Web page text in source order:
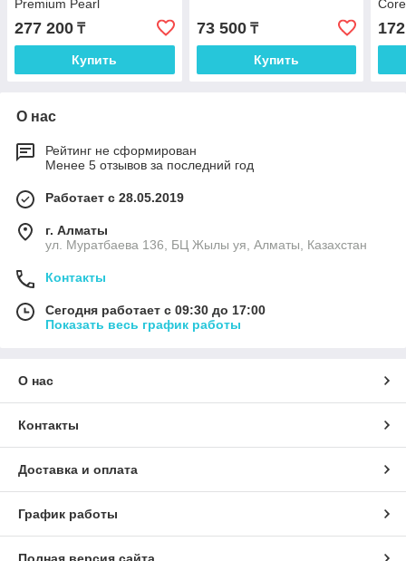
Premium Pearl
277 200 ₸
Купить
73 500₸
Купить
О нас
Рейтинг не сформирован
Менее 5 отзывов за последний год
Работает с 28.05.2019
г. Алматы
ул. Муратбаева 136, БЦ Жылы уя, Алматы, Казахстан
Контакты
Сегодня работает с 09:30 до 17:00
Показать весь график работы
О нас
Контакты
Доставка и оплата
График работы